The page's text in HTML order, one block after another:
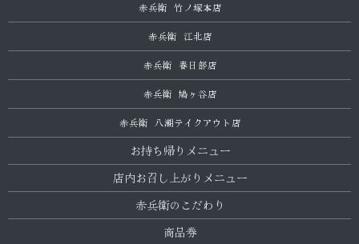
赤兵衛 竹ノ塚本店
赤兵衛 江北店
赤兵衛 春日部店
赤兵衛 鳩ヶ谷店
赤兵衛 八潮テイクアウト店
お持ち帰りメニュー
店内お召し上がりメニュー
赤兵衛のこだわり
商品券